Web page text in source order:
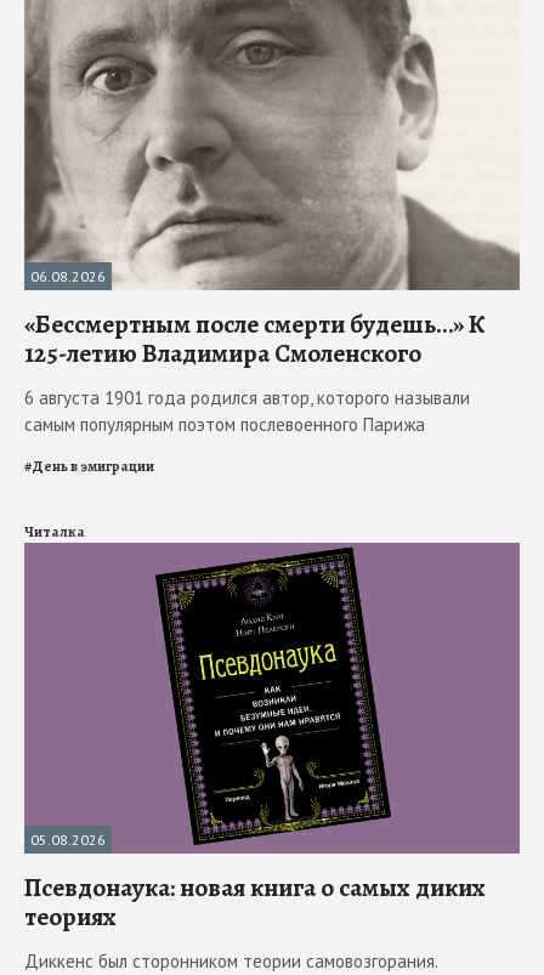
06.08.2026
«Бессмертным после смерти будешь…» К
125-летию Владимира Смоленского
6 августа 1901 года родился автор, которого называли
самым популярным поэтом послевоенного Парижа
#День в эмиграции
Читалка
05.08.2026
Псевдонаука: новая книга о самых диких
теориях
Диккенс был сторонником теории самовозгорания.